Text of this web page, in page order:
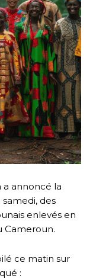
a annoncé la
des
enlevés en
Cameroun.
ce matin sur
: